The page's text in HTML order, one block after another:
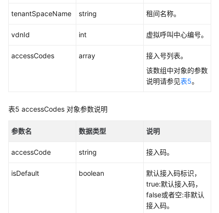
类
历
询
tenantSpaceName string 租间名称。
vdnId int 虚拟呼叫中心编号。
accessCodes array
接入号列表。
该数组中对象的参数
说明请参见表5。
表5 accessCodes 对象参数说明
参数名 数据类型 说明
accessCode string 接入码。
isDefault boolean
默认接入码标识，
true:默认接入码，
false或者空:非默认
接入码。